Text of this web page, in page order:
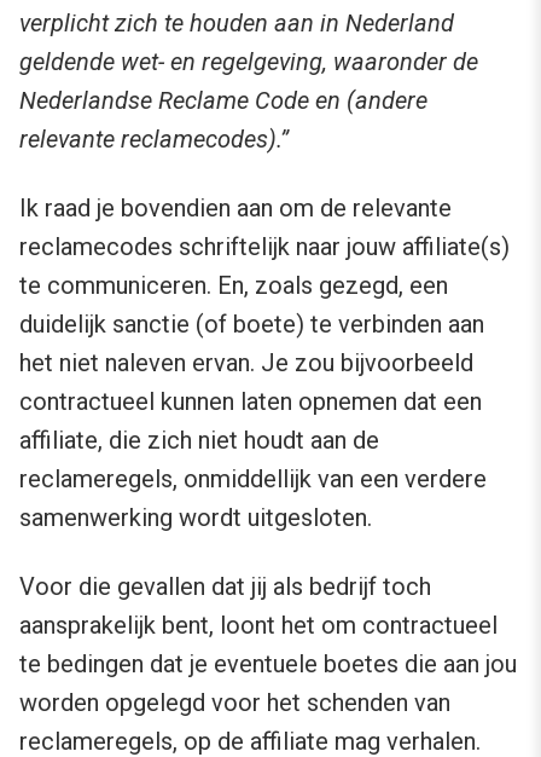
verplicht zich te houden aan in Nederland
geldende wet- en regelgeving, waaronder de
Nederlandse Reclame Code en (andere
relevante reclamecodes).”
Ik raad je bovendien aan om de relevante
reclamecodes schriftelijk naar jouw affiliate(s)
te communiceren. En, zoals gezegd, een
duidelijk sanctie (of boete) te verbinden aan
het niet naleven ervan. Je zou bijvoorbeeld
contractueel kunnen laten opnemen dat een
affiliate, die zich niet houdt aan de
reclameregels, onmiddellijk van een verdere
samenwerking wordt uitgesloten.
Voor die gevallen dat jij als bedrijf toch
aansprakelijk bent, loont het om contractueel
te bedingen dat je eventuele boetes die aan jou
worden opgelegd voor het schenden van
reclameregels, op de affiliate mag verhalen.